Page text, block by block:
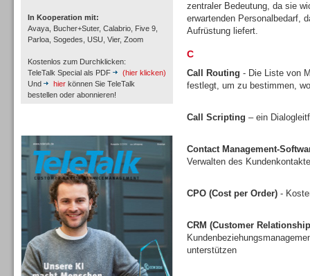
In Kooperation mit:
Avaya, Bucher+Suter, Calabrio, Five 9,
Parloa, Sogedes, USU, Vier, Zoom
Kostenlos zum Durchklicken:
TeleTalk Special als PDF
(hier klicken)
Und
hier können Sie TeleTalk
bestellen oder abonnieren!
Inbound
zentraler Bedeutung, da sie
erwartenden Personalbedarf,
Aufrüstung liefert.
C
Call Routing - Die Liste von
festlegt, um zu bestimmen,
Call Scripting – ein
Contact Management-
Verwalten des
CPO (Cost per Order) -
CRM (Customer
unterstützen